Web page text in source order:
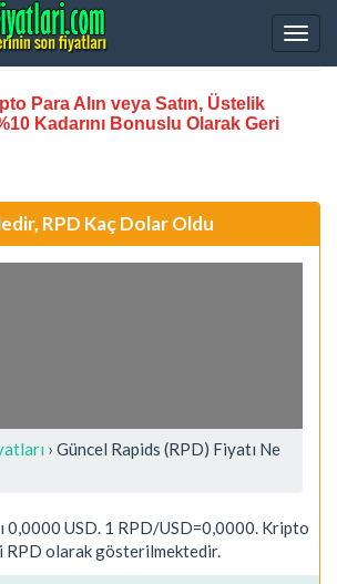
Para Alın veya Satın, Üstelik
Kadarını Bonuslu Olarak Geri
RPD Kaç Dolar Oldu
› Güncel Rapids (RPD) Fiyatı Ne
0,0000 USD. 1 RPD/USD=0,0000. Kripto
RPD olarak gösterilmektedir.